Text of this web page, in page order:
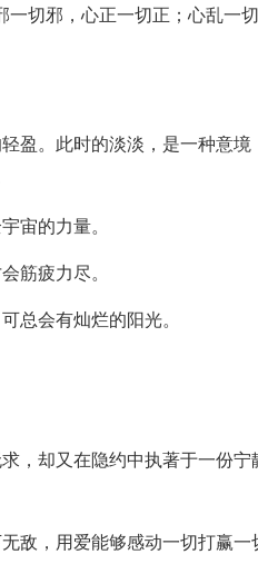
切邪，心正一切正；心乱一
盈。此时的淡淡，是一种意
宙的力量。
筋疲力尽。
总会有灿烂的阳光。
，却又在隐约中执著于一份
敌，用爱能够感动一切打赢一